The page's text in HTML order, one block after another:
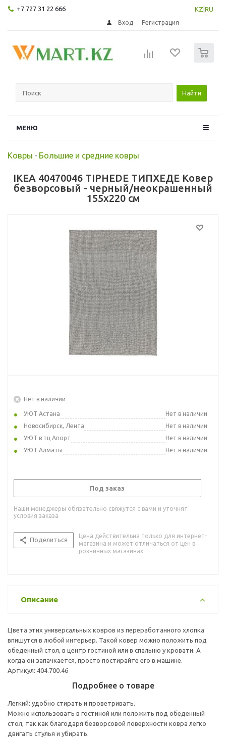
+7 727 31 22 666 KZ RU
Вход Регистрация
Найти
МЕНЮ
Ковры - Большие и средние ковры
IKEA 40470046 TIPHEDE ТИПХЕДЕ Ковер
безворсовый - черный/неокрашенный
155x220 см
Нет в наличии
УЮТ Астана
Нет в наличии
Новосибирск, Лента
Нет в наличии
УЮТ в тц Апорт
Нет в наличии
УЮТ Алматы
Нет в наличии
Под заказ
Наши менеджеры обязательно свяжутся с вами и уточнят
условия заказа
Поделиться
Цена действительна только для интернет-
магазина и может отличаться от цен в
розничных магазинах
Описание
Цвета этих универсальных ковров из переработанного хлопка
впишутся в любой интерьер. Такой ковер можно положить под
обеденный стол, в центр гостиной или в спальню у кровати. А
когда он запачкается, просто постирайте его в машине.
Артикул: 404.700.46
Подробнее о товаре
Легкий: удобно стирать и проветривать.
Можно использовать в гостиной или положить под обеденный
стол, так как благодаря безворсовой поверхности ковра легко
двигать стулья и убирать.